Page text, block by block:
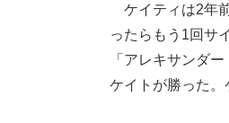
ケイティは2年
ったらもう1回サ
「アレキサンダ
ケイトが勝った。